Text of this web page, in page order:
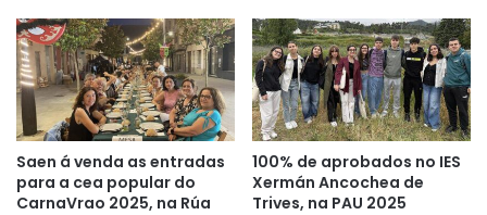
Saen á venda as entradas
para a cea popular do
CarnaVrao 2025, na Rúa
100% de aprobados no IES
Xermán Ancochea de
Trives, na PAU 2025